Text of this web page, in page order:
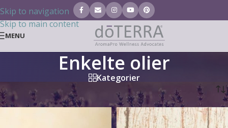
Skip to navigation
Skip to main content
MENU
Enkelte olier
Kategorier
Hjem
Æteriske olier/ /Side 2